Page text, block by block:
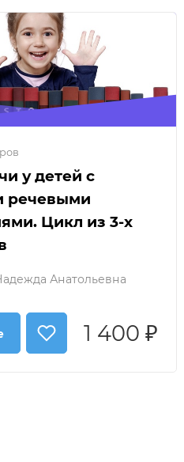
у детей с
речевыми
Цикл из 3-х
Анатольевна
1 400 ₽